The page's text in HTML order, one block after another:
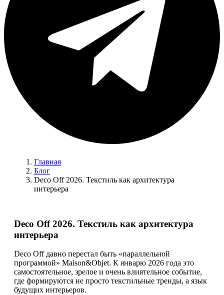
Главная
Блог
Deco Off 2026. Текстиль как архитектура
интерьера
Deco Off 2026. Текстиль как архитектура
интерьера
Deco Off давно перестал быть «параллельной
программой» Maison&Objet. К январю 2026 года это
самостоятельное, зрелое и очень влиятельное событие,
где формируются не просто текстильные тренды, а язык
будущих интерьеров.